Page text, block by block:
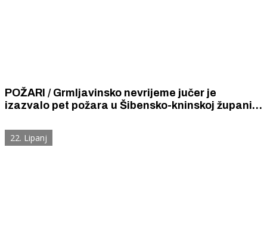
POŽARI / Grmljavinsko nevrijeme jučer je
izazvalo pet požara u Šibensko-kninskoj županiji.
Sonkoviću i Dubravi
22. Lipanj